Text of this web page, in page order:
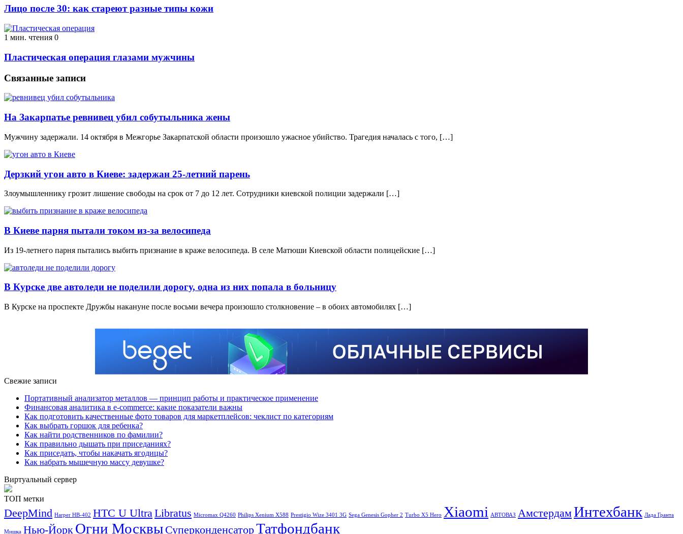
Лицо после 30: как стареют разные типы кожи
1 мин. чтения 0
Пластическая операция глазами мужчины
Связанные записи
На Закарпатье ревнивец убил собутыльника жены
Мужчину задержали. 14 октября в Межгорье Закарпатской области произошло ужасное убийство. Трагедия началась с того, […]
Дерзкий угон авто в Киеве: задержан 25-летний парень
Злоумышленнику грозит лишение свободы на срок от 7 до 12 лет. Сотрудники киевской полиции задержали […]
В Киеве парня пытали током из-за велосипеда
Из 19-летнего парня пытались выбить признание в краже велосипеда. В селе Матюши Киевской области полицейские […]
В Курске две автоледи не поделили дорогу, одна из них попала в больницу
В Курске на проспекте Дружбы накануне после восьми вечера произошло столкновение – в обоих автомобилях […]
Свежие записи
Портативный анализатор металлов — принцип работы и практическое применение
Финансовая аналитика в e-commerce: какие показатели важны
Как подготовить качественные фото товаров для маркетплейсов: чеклист по категориям
Как выбрать горшок для ребенка?
Как найти родственников по фамилии?
Как правильно дышать при приседаниях?
Как приседать, чтобы накачать ягодицы?
Как набрать мышечную массу девушке?
Виртуальный сервер
ТОП метки
DeepMind Harper HB-402 HTC U UltraLibratus Micromax Q4260 Philips Xenium X588 Prestigio Wize 3401 3G Sega Genesis Gopher 2 Turbo X5 Hero Xiaomi АВТОВАЗ АмстердамИнтехбанк Лада Гранта
Мишка Нью-Йорк Огни Москвы СуперконденсаторТатфондбанк